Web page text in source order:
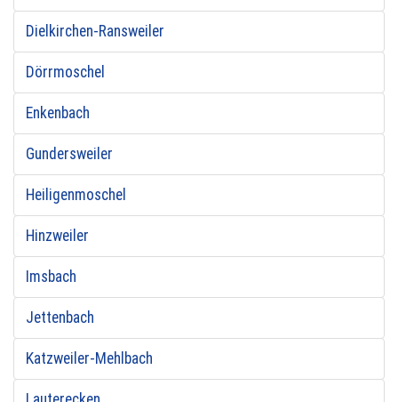
Dielkirchen-Ransweiler
Dörrmoschel
Enkenbach
Gundersweiler
Heiligenmoschel
Hinzweiler
Imsbach
Jettenbach
Katzweiler-Mehlbach